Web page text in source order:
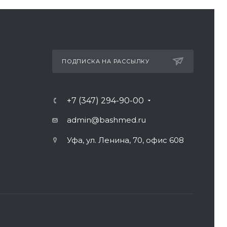
ПОДПИСКА НА РАССЫЛКУ
+7 (347) 294-90-00
admin@bashmed.ru
Уфа, ул. Ленина, 70, офис 608